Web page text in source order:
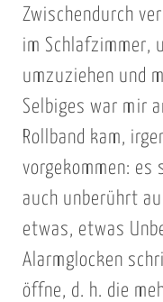
Zwischendurch
im Schlafzimmer,
umzuziehen und
Selbiges war mir
Rollband kam,
vorgekommen:
auch unberührt
etwas, etwas
Alarmglocken
öffne, d. h. die